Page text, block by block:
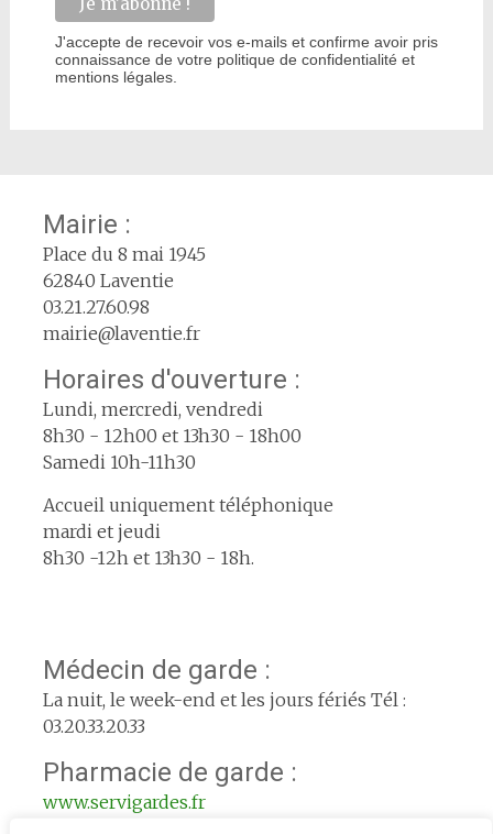
J'accepte de recevoir vos e-mails et confirme avoir pris
connaissance de votre politique de confidentialité et
mentions légales.
Mairie :
Place du 8 mai 1945
62840 Laventie
03.21.27.60.98
mairie@laventie.fr
Horaires d'ouverture :
Lundi, mercredi, vendredi
8h30 - 12h00 et 13h30 - 18h00
Samedi 10h-11h30
Accueil uniquement téléphonique
mardi et jeudi
8h30 -12h et 13h30 - 18h.
Médecin de garde :
La nuit, le week-end et les jours fériés Tél :
03.20.33.20.33
Pharmacie de garde :
www.servigardes.fr